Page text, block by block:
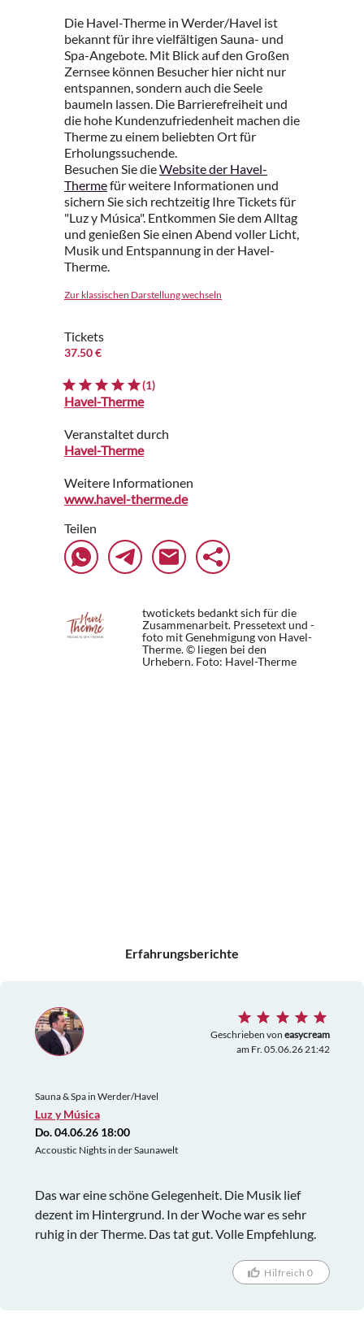
Die Havel-Therme in Werder/Havel ist
bekannt für ihre vielfältigen Sauna- und
Spa-Angebote. Mit Blick auf den Großen
Zernsee können Besucher hier nicht nur
entspannen, sondern auch die Seele
baumeln lassen. Die Barrierefreiheit und
die hohe Kundenzufriedenheit machen die
Therme zu einem beliebten Ort für
Erholungssuchende.
Besuchen Sie dieWebsite der Havel-
Thermefür weitere Informationen und
sichern Sie sich rechtzeitig Ihre Tickets für
"Luz y Música". Entkommen Sie dem Alltag
und genießen Sie einen Abend voller Licht,
Musik und Entspannung in der Havel-
Therme.
Zur klassischen Darstellung wechseln
Tickets
37.50 €
(1)
Havel-Therme
Veranstaltet durch
Havel-Therme
Weitere Informationen
www.havel-therme.de
Teilen
twotickets bedankt sich für die
Zusammenarbeit. Pressetext und -
foto mit Genehmigung von Havel-
Therme. © liegen bei den
Urhebern. Foto: Havel-Therme
Erfahrungsberichte
Geschrieben von easycream
am Fr. 05.06.26 21:42
Sauna & Spa in Werder/Havel
Luz y Música
Do. 04.06.26 18:00
Accoustic Nights in der Saunawelt
Das war eine schöne Gelegenheit. Die Musik lief
dezent im Hintergrund. In der Woche war es sehr
ruhig in der Therme. Das tat gut. Volle Empfehlung.
Hilfreich 0